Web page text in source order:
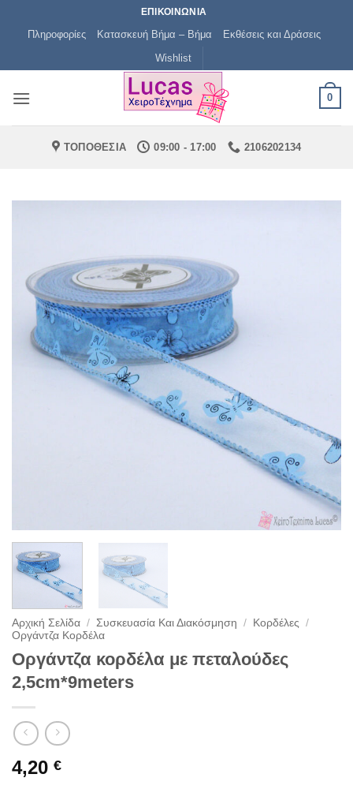
ΕΠΙΚΟΙΝΩΝΙΑ
Πληροφορίες Κατασκευή Βήμα – Βήμα
Εκθέσεις και Δράσεις
Wishlist
0
ΤΟΠΟΘΕΣΙΑ 09:00 - 17:00 2106202134
Αρχική Σελίδα / Συσκευασία Και Διακόσμηση / Κορδέλες
/
Οργάντζα Κορδέλα
Οργάντζα κορδέλα με πεταλούδες
2,5cm*9meters
4,20 €